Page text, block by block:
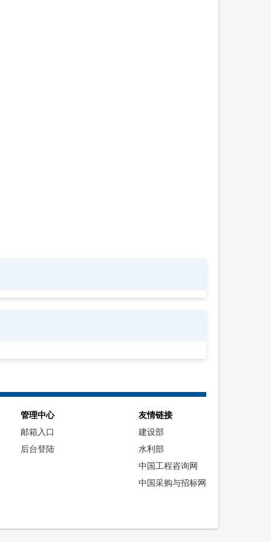
管理中心
邮箱入口
后台登陆
友情链接
建设部
水利部
中国工程咨询网
中国采购与招标网